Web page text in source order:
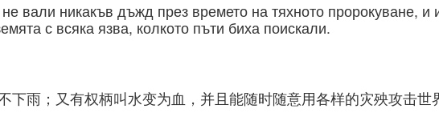
вали никакъв дъжд през времето на тяхното пророкуване, и
с всяка язва, колкото пъти биха поискали.
雨；又有权柄叫水变为血，并且能随时随意用各样的灾殃攻击世